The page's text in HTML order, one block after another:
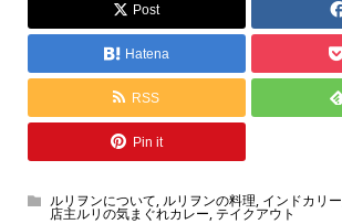
Post
Hatena
RSS
Pin it
ルリヲンについて, ルリヲンの料理, インドカリー
店主ルリの気まぐれカレー,テイクアウト